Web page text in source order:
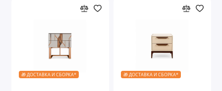
🎁 ДОСТАВКА И СБОРКА* 🎁 ДОСТАВКА И СБОРКА*